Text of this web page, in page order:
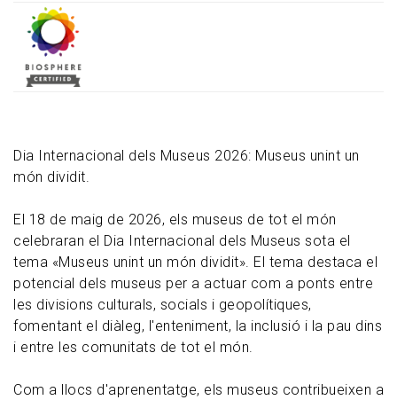
Dia Internacional dels Museus 2026: Museus unint un
món dividit.
El 18 de maig de 2026, els museus de tot el món
celebraran el Dia Internacional dels Museus sota el
tema «Museus unint un món dividit». El tema destaca el
potencial dels museus per a actuar com a ponts entre
les divisions culturals, socials i geopolítiques,
fomentant el diàleg, l'enteniment, la inclusió i la pau dins
i entre les comunitats de tot el món.
Com a llocs d'aprenentatge, els museus contribueixen a